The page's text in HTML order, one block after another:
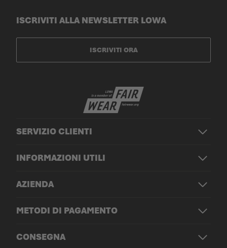
SERVIZIO CLIENTI
INFORMAZIONI UTILI
AZIENDA
METODI DI PAGAMENTO
CONSEGNA
ISCRIVITI ALLA NEWSLETTER LOWA
ISCRIVITI ORA